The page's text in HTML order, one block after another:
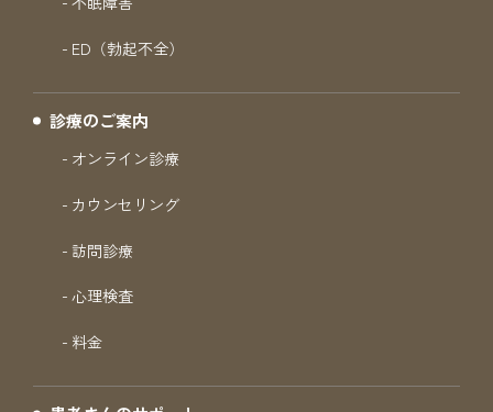
ED（勃起不全）
診療のご案内
オンライン診療
カウンセリング
訪問診療
心理検査
料金